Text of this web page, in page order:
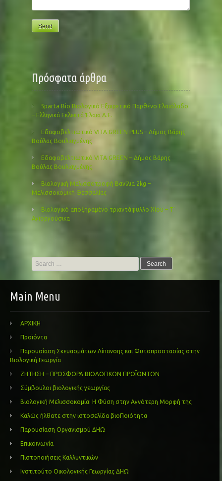
Πρόσφατα άρθρα
Sparta Bio Βιολογικό Εξαιρετικό Παρθένο Ελαιόλαδο
– Ελληνικά Εκλεκτά Έλαια Α.Ε.
Εδαφοβελτιωτικό VITA GREEN PLUS – Δήμος Βάρης
Βούλας Βουλιαγμένης
Εδαφοβελτιωτικό VITA GREEN – Δήμος Βάρης
Βούλας Βουλιαγμένης
Βιολογική Μελισσοτροφή Βανίλια 2kg –
Μελισσοκομική Θεσσαλίας
Βιολογικό αποξηραμένο τριαντάφυλλο Χίου – Τ’
Αγιοργούσικα
Search
for:
Main Menu
ΑΡΧΙΚΗ
Προϊόντα
Παρουσίαση Σκευασμάτων Λίπανσης και Φυτοπροστασίας στην
Βιολογική Γεωργία
ΖΗΤΗΣΗ – ΠΡΟΣΦΟΡΑ ΒΙΟΛΟΓΙΚΩΝ ΠΡΟΪΟΝΤΩΝ
Σύμβουλοι βιολογικής γεωργίας
Βιολογική Μελισσοκομία: Η Φύση στην Αγνότερη Μορφή της
Καλώς ήλθατε στην ιστοσελίδα βιοΠοιότητα
Παρουσίαση Οργανισμού ΔΗΩ
Επικοινωνία
Πιστοποιήσεις Καλλυντικών
Ινστιτούτο Οικολογικής Γεωργίας ΔΗΩ